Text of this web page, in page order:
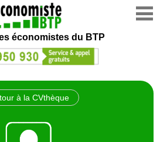
économistes du BTP
à la CVthèque